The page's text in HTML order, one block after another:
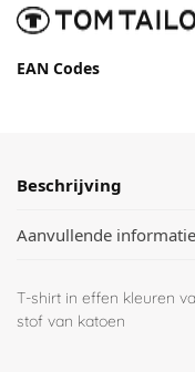
EAN Codes
Beschrijving
Aanvullende informatie
T-shirt in effen kleuren
stof van katoen